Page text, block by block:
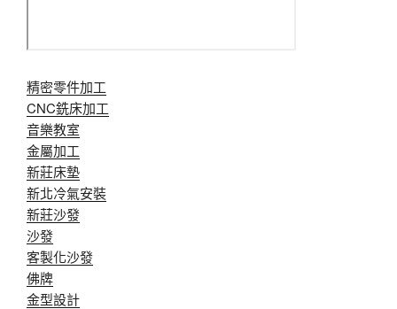
精密零件加工
CNC銑床加工
音樂教室
金屬加工
新莊床墊
新北冷氣安裝
新莊沙發
沙發
客製化沙發
佛牌
金型設計